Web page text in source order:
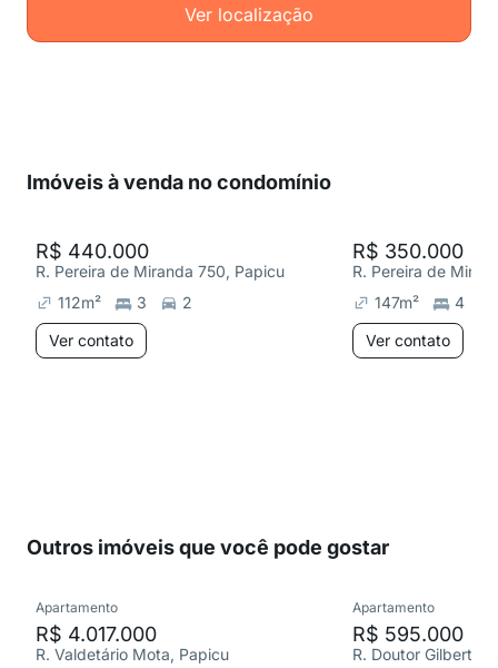
Ver localização
Imóveis à venda no condomínio
R$ 440.000
R. Pereira de Miranda 750, Papicu
112m² 3
2
Ver contato
R$ 350.000
R. Pereira de
147m²
4
Ver contato
Outros imóveis que você pode gostar
Apartamento
R$ 4.017.000
R. Valdetário Mota, Papicu
Apartamento
R$ 595.000
R. Doutor Gilberto